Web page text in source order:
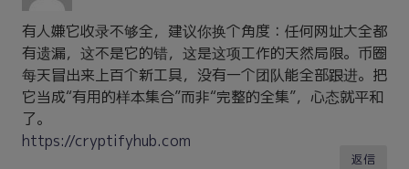
有人嫌它收录不够全，建议你换个角度：任何网址大全都
有遗漏，这不是它的错，这是这项工作的天然局限。币圈
每天冒出来上百个新工具，没有一个团队能全部跟进。把
它当成“有用的样本集合”而非“完整的全集”，心态就平和
了。
https://cryptifyhub.com
返信